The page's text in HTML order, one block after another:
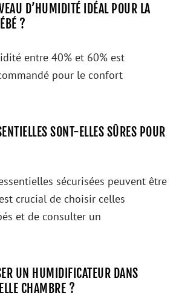
D’HUMIDITÉ IDÉAL POUR LA
?
entre 40% et 60% est
pour le confort
SONT-ELLES SÛRES POUR
sécurisées peuvent être
crucial de choisir celles
et de consulter un
UN HUMIDIFICATEUR DANS
CHAMBRE ?